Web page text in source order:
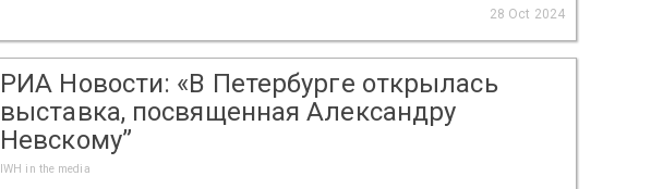
28 Oct 2024
РИА Новости: «В Петербурге открылась
выставка, посвященная Александру
Невскому”
IWH in the media